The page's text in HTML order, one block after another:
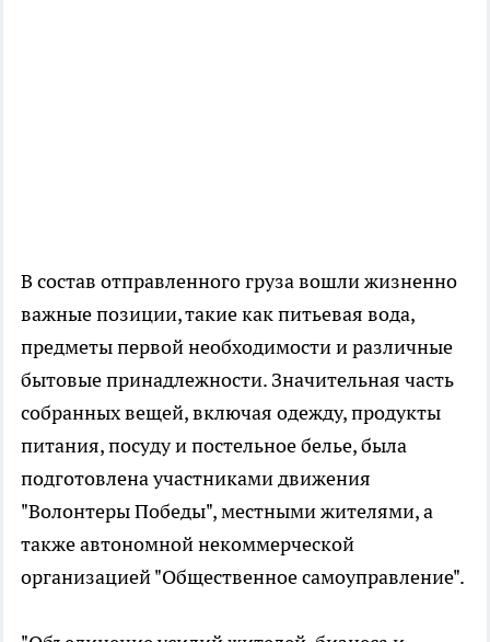
В состав отправленного груза вошли жизненно
важные позиции, такие как питьевая вода,
предметы первой необходимости и различные
бытовые принадлежности. Значительная часть
собранных вещей, включая одежду, продукты
питания, посуду и постельное белье, была
подготовлена участниками движения
"Волонтеры Победы", местными жителями, а
также автономной некоммерческой
организацией "Общественное самоуправление".